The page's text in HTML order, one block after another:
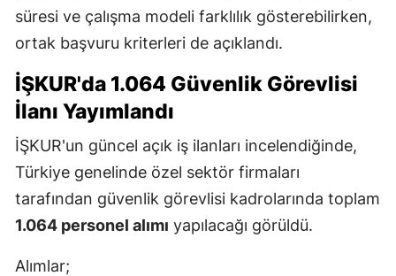
süresi ve çalışma modeli farklılık gösterebilirken,
ortak başvuru kriterleri de açıklandı.
İŞKUR'da 1.064 Güvenlik Görevlisi
İlanı Yayımlandı
İŞKUR'un güncel açık iş ilanları incelendiğinde,
Türkiye genelinde özel sektör firmaları
tarafından güvenlik görevlisi kadrolarında toplam
1.064 personel alımı yapılacağı görüldü.
Alımlar;